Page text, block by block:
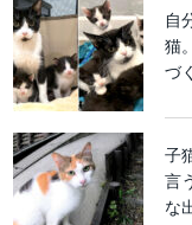
自
猫
づ
子
言
な